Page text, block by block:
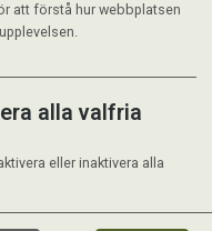
att förstå hur webbplatsen
alla valfria
eller inaktivera alla